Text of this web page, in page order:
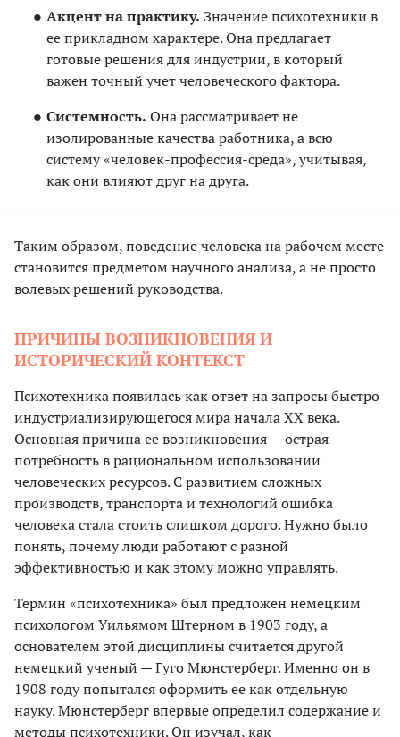
Акцент на практику. Значение психотехники в
ее прикладном характере. Она предлагает
готовые решения для индустрии, в который
важен точный учет человеческого фактора.
Системность. Она рассматривает не
изолированные качества работника, а всю
систему «человек-профессия-среда», учитывая,
как они влияют друг на друга.
Таким образом, поведение человека на рабочем месте
становится предметом научного анализа, а не просто
волевых решений руководства.
ПРИЧИНЫ ВОЗНИКНОВЕНИЯ И
ИСТОРИЧЕСКИЙ КОНТЕКСТ
Психотехника появилась как ответ на запросы быстро
индустриализирующегося мира начала XX века.
Основная причина ее возникновения — острая
потребность в рациональном использовании
человеческих ресурсов. С развитием сложных
производств, транспорта и технологий ошибка
человека стала стоить слишком дорого. Нужно было
понять, почему люди работают с разной
эффективностью и как этому можно управлять.
Термин «психотехника» был предложен немецким
психологом Уильямом Штерном в 1903 году, а
основателем этой дисциплины считается другой
немецкий ученый — Гуго Мюнстерберг. Именно он в
1908 году попытался оформить ее как отдельную
науку. Мюнстерберг впервые определил содержание и
методы психотехники. Он изучал, как